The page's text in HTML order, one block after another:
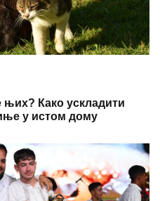
Како ускладити
у истом дому